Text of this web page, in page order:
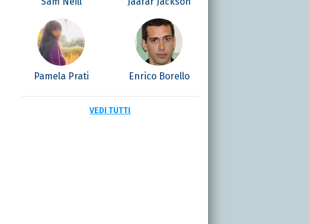
Pamela Prati Enrico Borello
VEDI TUTTI